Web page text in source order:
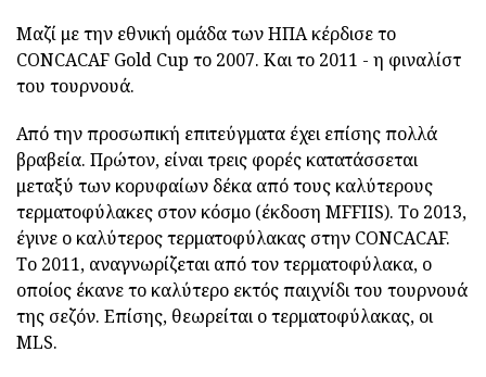
Μαζί με την εθνική ομάδα των ΗΠΑ κέρδισε το
CONCACAF Gold Cup το 2007. Και το 2011 - η φιναλίστ
του τουρνουά.
Από την προσωπική επιτεύγματα έχει επίσης πολλά
βραβεία. Πρώτον, είναι τρεις φορές κατατάσσεται
μεταξύ των κορυφαίων δέκα από τους καλύτερους
τερματοφύλακες στον κόσμο (έκδοση MFFIIS). Το 2013,
έγινε ο καλύτερος τερματοφύλακας στην CONCACAF.
Το 2011, αναγνωρίζεται από τον τερματοφύλακα, ο
οποίος έκανε το καλύτερο εκτός παιχνίδι του τουρνουά
της σεζόν. Επίσης, θεωρείται ο τερματοφύλακας, οι
MLS.